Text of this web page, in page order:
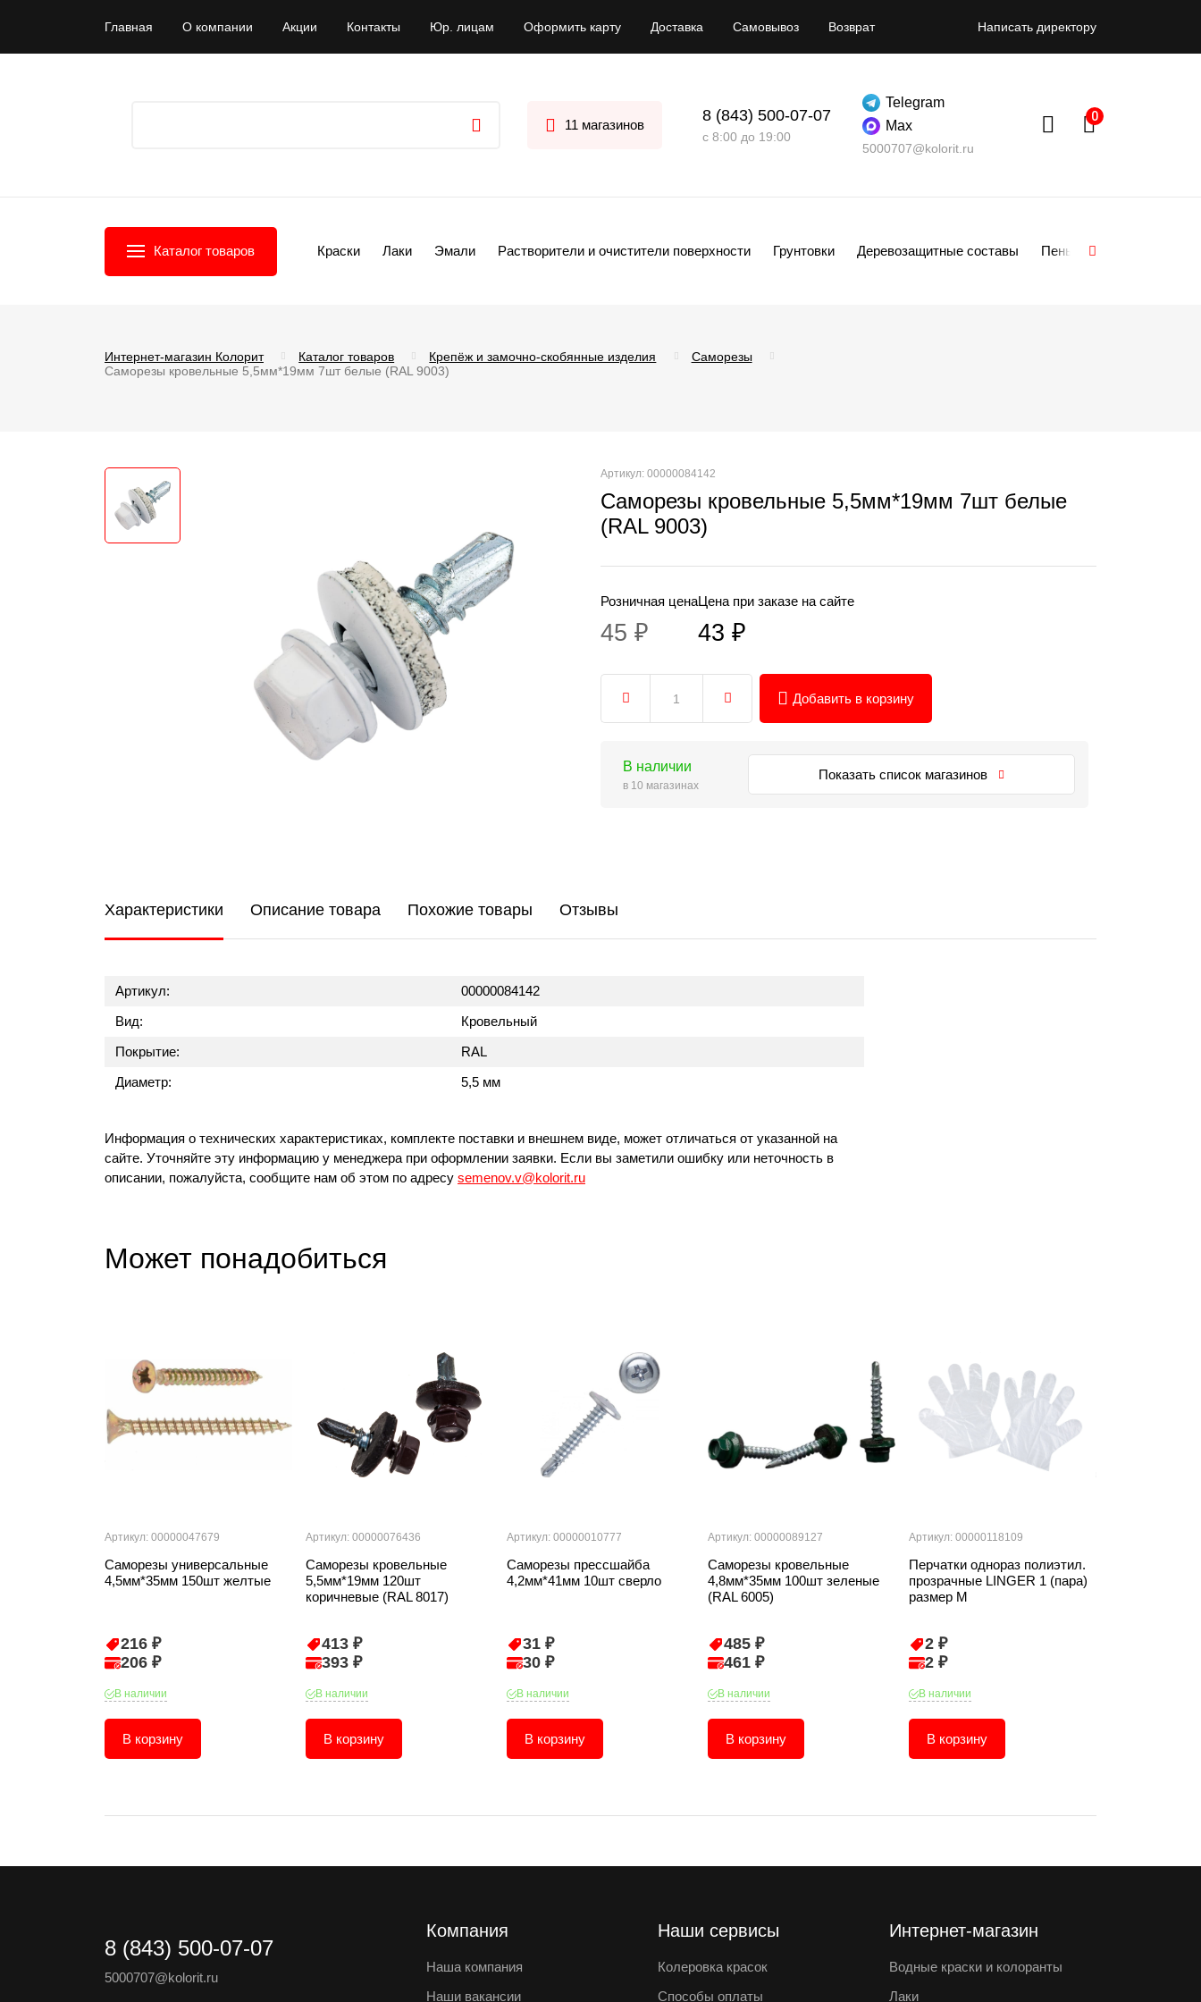
Главная О компании Акции Контакты Юр. лицам Оформить карту Доставка Самовывоз Возврат Написать директору
11 магазинов
8 (843) 500-07-07
с 8:00 до 19:00
Telegram
Max
5000707@kolorit.ru
Каталог товаров Краски Лаки Эмали Растворители и очистители поверхности Грунтовки Деревозащитные составы Пены
Интернет-магазин Колорит Каталог товаров Крепёж и замочно-скобянные изделия
Саморезы
Саморезы кровельные 5,5мм*19мм 7шт белые (RAL 9003)
Артикул: 00000084142
Саморезы кровельные 5,5мм*19мм 7шт белые
(RAL 9003)
Розничная цена
45 ₽
Цена при заказе на сайте
43 ₽
Добавить в корзину
В наличии
в 10 магазинах
Показать список магазинов
Характеристики Описание товара Похожие товары Отзывы
Артикул:
00000084142
Вид:
Кровельный
Покрытие:
RAL
Диаметр:
5,5 мм
Информация о технических характеристиках, комплекте поставки и внешнем виде, может отличаться от указанной на
сайте. Уточняйте эту информацию у менеджера при оформлении заявки. Если вы заметили ошибку или неточность в
описании, пожалуйста, сообщите нам об этом по адресу semenov.v@kolorit.ru
Может понадобиться
Артикул: 00000047679
Саморезы универсальные
4,5мм*35мм 150шт желтые
216 ₽
206 ₽
В наличии
В корзину
Артикул: 00000076436
Саморезы кровельные
5,5мм*19мм 120шт
коричневые (RAL 8017)
413 ₽
393 ₽
В наличии
В корзину
Артикул: 00000010777
Саморезы прессшайба
4,2мм*41мм 10шт сверло
31 ₽
30 ₽
В наличии
В корзину
Артикул: 00000089127
Саморезы кровельные
4,8мм*35мм 100шт зеленые
(RAL 6005)
485 ₽
461 ₽
В наличии
В корзину
Артикул: 00000118109
Перчатки однораз полиэтил.
прозрачные LINGER 1 (пара)
размер М
2 ₽
2 ₽
В наличии
В корзину
8 (843) 500-07-07
5000707@kolorit.ru
Компания
Наша компания
Наши вакансии
Наши сервисы
Колеровка красок
Способы оплаты
Интернет-магазин
Водные краски и колоранты
Лаки